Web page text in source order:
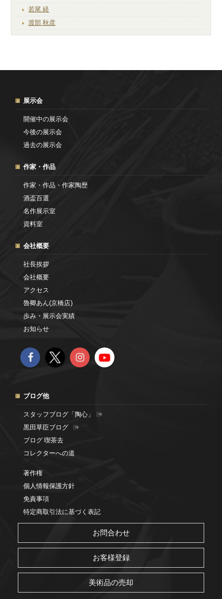
若尾 経
渡部 秋彦
展示会
開催中の展示会
今後の展示会
過去の展示会
作家・作品
作家・作品・作家陶歴
酒盃百選
名作展示室
資料室
会社概要
社長挨拶
会社概要
アクセス
魯卿あん(京橋店)
歩み・展示会実績
お知らせ
ブログ他
スタッフブログ「陶心」
黒田草臣ブログ
ブログ 喫茶去
コレクターへの道
著作権
個人情報保護方針
免責事項
特定商取引法に基づく表記
お問合わせ
お客様登録
美術品の売却